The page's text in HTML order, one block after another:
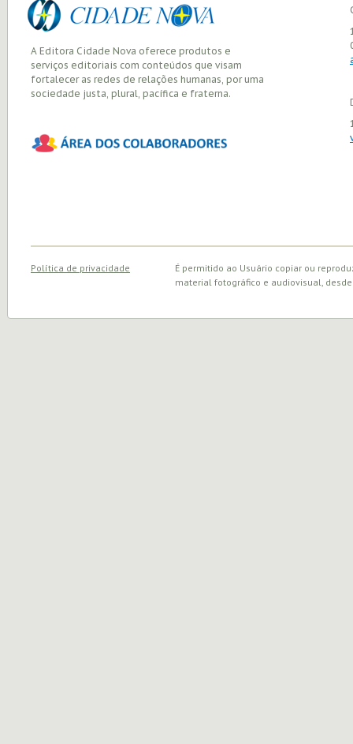
A Editora Cidade Nova oferece produtos e
serviços editoriais com conteúdos que visam
fortalecer as redes de relações humanas, por uma
sociedade justa, plural, pacífica e fraterna.
Política de privacidade
É permitido ao Usuário copiar ou
material fotográfico e audiovisual,